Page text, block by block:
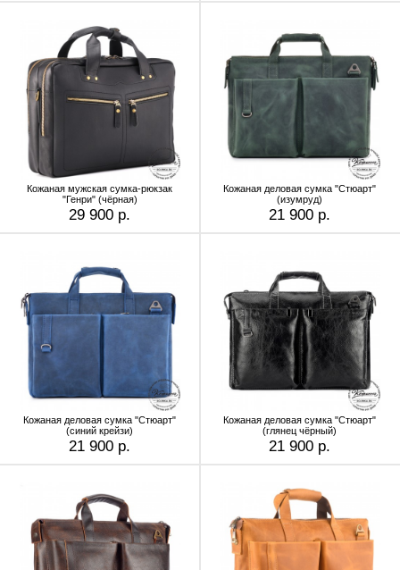
Кожаная мужская сумка-рюкзак
"Генри" (чёрная)
29 900 р.
Кожаная деловая сумка "Стюарт"
(изумруд)
21 900 р.
Кожаная деловая сумка "Стюарт"
(синий крейзи)
21 900 р.
Кожаная деловая сумка "Стюарт"
(глянец чёрный)
21 900 р.